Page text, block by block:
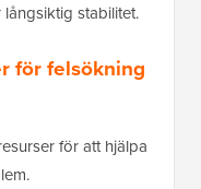
stabilitet.
för felsökning
för att hjälpa